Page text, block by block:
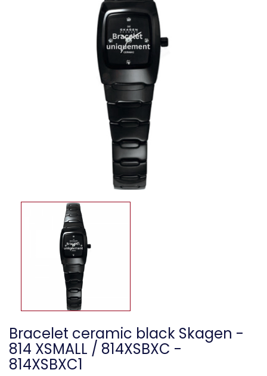
Bracelet ceramic black Skagen -
814 XSMALL / 814XSBXC -
814XSBXC1